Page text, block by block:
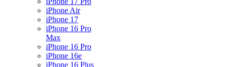
iPhone Air
iPhone 17
iPhone 16 Pro
Max
iPhone 16 Pro
iPhone 16e
iPhone 16 Plus